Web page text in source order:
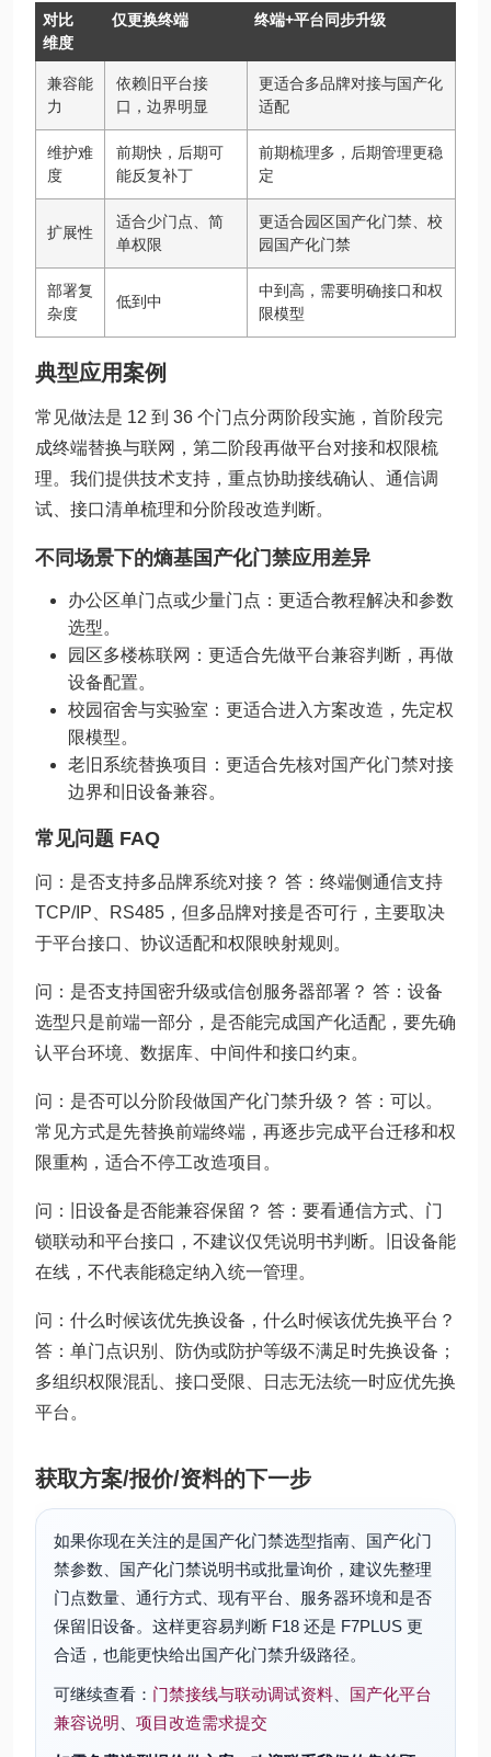
对比
维度
仅更换终端 终端+平台同步升级
兼容能
力
依赖旧平台接
口，边界明显
更适合多品牌对接与国产化
适配
维护难
度
前期快，后期可
能反复补丁
前期梳理多，后期管理更稳
定
扩展性
适合少门点、简
单权限
更适合园区国产化门禁、校
园国产化门禁
部署复
杂度
低到中
中到高，需要明确接口和权
限模型
典型应用案例
常见做法是 12 到 36 个门点分两阶段实施，首阶段完
成终端替换与联网，第二阶段再做平台对接和权限梳
理。我们提供技术支持，重点协助接线确认、通信调
试、接口清单梳理和分阶段改造判断。
不同场景下的熵基国产化门禁应用差异
办公区单门点或少量门点：更适合教程解决和参数
选型。
园区多楼栋联网：更适合先做平台兼容判断，再做
设备配置。
校园宿舍与实验室：更适合进入方案改造，先定权
限模型。
老旧系统替换项目：更适合先核对国产化门禁对接
边界和旧设备兼容。
常见问题 FAQ
问：是否支持多品牌系统对接？ 答：终端侧通信支持
TCP/IP、RS485，但多品牌对接是否可行，主要取决
于平台接口、协议适配和权限映射规则。
问：是否支持国密升级或信创服务器部署？ 答：设备
选型只是前端一部分，是否能完成国产化适配，要先确
认平台环境、数据库、中间件和接口约束。
问：是否可以分阶段做国产化门禁升级？ 答：可以。
常见方式是先替换前端终端，再逐步完成平台迁移和权
限重构，适合不停工改造项目。
问：旧设备是否能兼容保留？ 答：要看通信方式、门
锁联动和平台接口，不建议仅凭说明书判断。旧设备能
在线，不代表能稳定纳入统一管理。
问：什么时候该优先换设备，什么时候该优先换平台？
答：单门点识别、防伪或防护等级不满足时先换设备；
多组织权限混乱、接口受限、日志无法统一时应优先换
平台。
获取方案/报价/资料的下一步
如果你现在关注的是国产化门禁选型指南、国产化门
禁参数、国产化门禁说明书或批量询价，建议先整理
门点数量、通行方式、现有平台、服务器环境和是否
保留旧设备。这样更容易判断 F18 还是 F7PLUS 更
合适，也能更快给出国产化门禁升级路径。
可继续查看： 门禁接线与联动调试资料
国产化平台
兼容说明
项目改造需求提交